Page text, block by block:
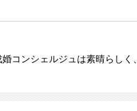
コンシェルジュは素晴らしく